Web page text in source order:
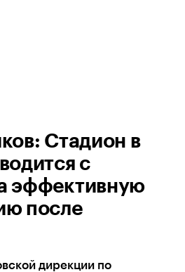
Стадион в
с
эффективную
после
дирекции по